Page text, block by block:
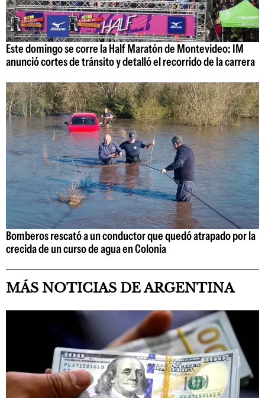
Este domingo se corre la Half Maratón de Montevideo: IM
anunció cortes de tránsito y detalló el recorrido de la carrera
Bomberos rescató a un conductor que quedó atrapado por la
crecida de un curso de agua en Colonia
MÁS NOTICIAS DE ARGENTINA